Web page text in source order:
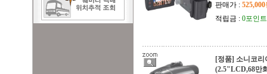
판매가 :
적립금 : 0포인트
[정품] 소니코
(2.5"LCD,68만